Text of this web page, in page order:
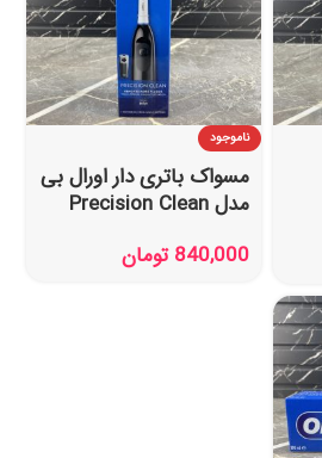
ناموجود
مسواک باتری دار اورال بی
مدل Precision Clean
840,000 تومان